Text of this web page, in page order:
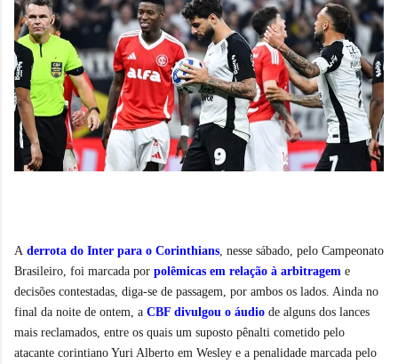
A derrota do Inter para o Corinthians , nesse sábado, pelo Campeonato
Brasileiro, foi marcada por polêmicas em relação à arbitragem e
decisões contestadas, diga-se de passagem, por ambos os lados. Ainda no
final da noite de ontem, a CBF divulgou o áudio de alguns dos lances
mais reclamados, entre os quais um suposto pênalti cometido pelo
atacante corintiano Yuri Alberto em Wesley e a penalidade marcada pelo